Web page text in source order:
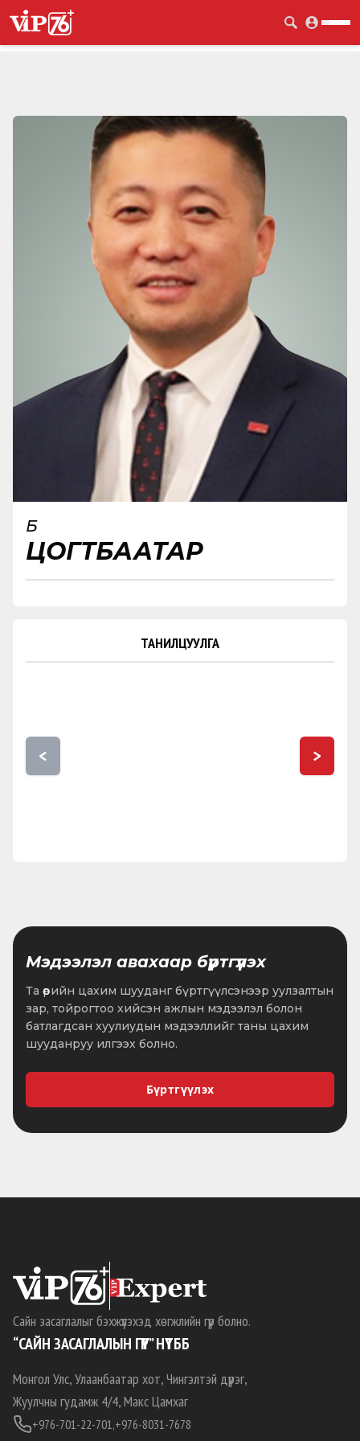
Б
ЦОГТБААТАР
ТАНИЛЦУУЛГА
< >
Мэдээлэл авахаар бүртгүүлэх
Та өөрийн цахим шууданг бүртгүүлсэнээр уулзалтын
зар, тойрогтоо хийсэн ажлын мэдээлэл болон
батлагдсан хуулиудын мэдээллийг таны цахим
шууданруу илгээх болно.
Бүртгүүлэх
Сайн засаглалыг бэхжүүлэхэд хөгжлийн гүүр болно.
“САЙН ЗАСАГЛАЛЫН ГҮҮР” НҮТББ
Монгол Улс, Улаанбаатар хот, Чингэлтэй дүүрэг,
Жуулчны гудамж 4/4, Макс Цамхаг
+976-701-22-701,+976-8031-7678